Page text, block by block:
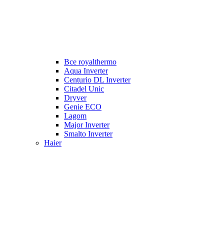
Все royalthermo
Aqua Inverter
Centurio DL Inverter
Citadel Unic
Dryver
Genie ECO
Lagom
Major Inverter
Smalto Inverter
Haier